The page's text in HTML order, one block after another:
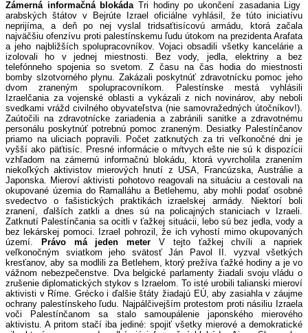
Zámerná informačná blokáda Tri hodiny po ukončení zasadania Ligy
arabských štátov v Bejrúte Izrael oficiálne vyhlásil, že túto iniciatívu
neprijíma, a deň po nej vyslal tridsaťtisícovú armádu, ktorá začala
najväčšiu ofenzívu proti palestínskemu ľudu útokom na prezidenta Arafata
a jeho najbližších spolupracovníkov. Vojaci obsadili všetky kancelárie a
izolovali ho v jednej miestnosti. Bez vody, jedla, elektriny a bez
telefónneho spojenia so svetom. Z času na čas hodia do miestnosti
bomby slzotvorného plynu. Zakázali poskytnúť zdravotnícku pomoc jeho
dvom zraneným spolupracovníkom. Palestínske mestá vyhlásili
Izraelčania za vojenské oblasti a vykázali z nich novinárov, aby neboli
svedkami vrážd civilného obyvateľstva (nie samovražedných útočníkov!).
Zaútočili na zdravotnícke zariadenia a zabránili sanitke a zdravotnému
personálu poskytnúť potrebnú pomoc zraneným. Desiatky Palestínčanov
priamo na uliciach popravili. Počet zatknutých za tri veľkonočné dni je
vyšší ako päťtisíc. Presné informácie o mŕtvych ešte nie sú k dispozícii
vzhľadom na zámernú informačnú blokádu, ktorá vyvrcholila zranením
niekoľkých aktivistov mierových hnutí z USA, Francúzska, Austrálie a
Japonska. Mieroví aktivisti pohotovo reagovali na situáciu a cestovali na
okupované územia do Ramalláhu a Betlehemu, aby mohli podať osobné
svedectvo o fašistických praktikách izraelskej armády. Niektorí boli
zranení, ďalších zatkli a dnes sú na policajných staniciach v Izraeli.
Zatknutí Palestínčania sa ocitli v ťažkej situácii, lebo sú bez jedla, vody a
bez lekárskej pomoci. Izrael pohrozil, že ich vyhostí mimo okupovaných
území.
Právo má jeden meter V tejto ťažkej chvíli a napriek
veľkonočným sviatkom jeho svätosť Ján Pavol II. vyzval všetkých
kresťanov, aby sa modlili za Betlehem, ktorý prežíva ťažké hodiny a je vo
vážnom nebezpečenstve. Dva belgické parlamenty žiadali svoju vládu o
zrušenie diplomatických stykov s Izraelom. To isté urobili talianski mieroví
aktivisti v Ríme. Grécko i ďalšie štáty žiadajú EÚ, aby zasiahla v záujme
ochrany palestínskeho ľudu. Najpálčivejším protestom proti násiliu Izraela
voči Palestínčanom sa stalo samoupálenie japonského mierového
aktivistu. A pritom stačí iba jediné: spojiť všetky mierové a demokratické